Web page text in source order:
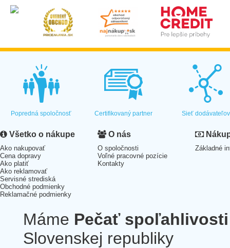
Popredná spoločnosť Certifikovaný partner Sieť dodávateľov
Všetko o nákupe
Ako nakupovať
Cena dopravy
Ako platiť
Ako reklamovať
Servisné strediská
Obchodné podmienky
Reklamačné podmienky
O nás
O spoločnosti
Voľné pracovné pozície
Kontakty
Základné
Máme Pečať spoľahlivosti
Slovenskej republiky